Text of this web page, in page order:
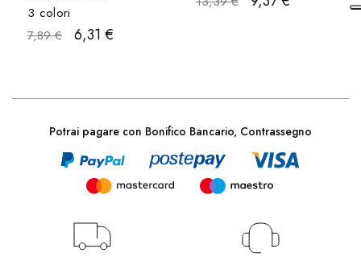
3 colori
7,89 €
6,31 €
Potrai pagare con Bonifico Bancario, Contrassegno